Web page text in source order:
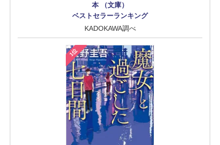
本 （文庫）
ベストセラーランキング
KADOKAWA調べ
1位